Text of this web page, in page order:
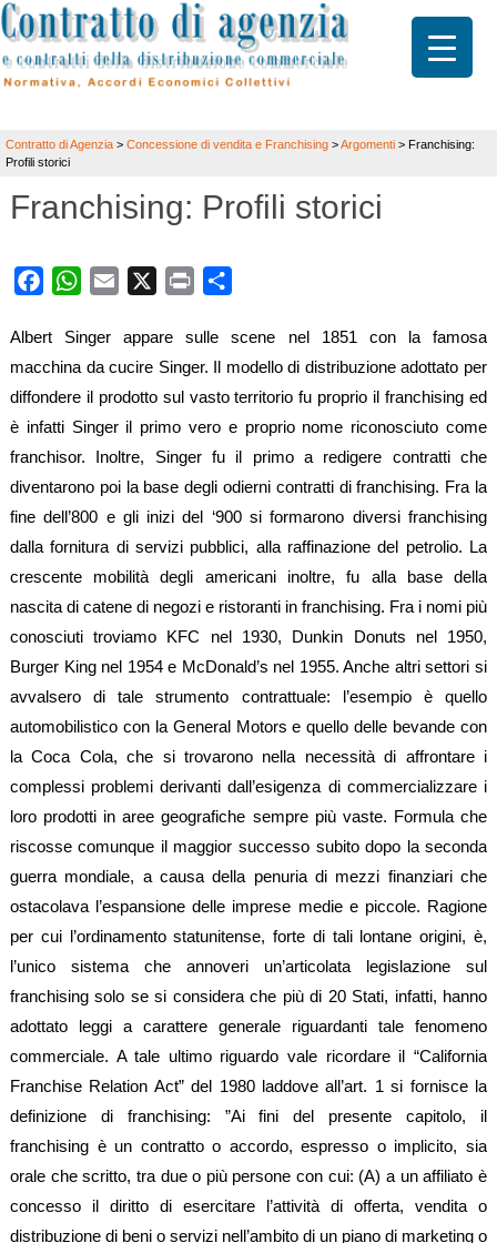
Contratto di Agenzia > Concessione di vendita e Franchising >Argomenti > Franchising:
Profili storici
Franchising: Profili storici
FacebookWhatsApp
Email Print
Albert Singer appare sulle scene nel 1851 con la famosa
macchina da cucire Singer. Il modello di distribuzione adottato per
diffondere il prodotto sul vasto territorio fu proprio il franchising ed
è infatti Singer il primo vero e proprio nome riconosciuto come
franchisor. Inoltre, Singer fu il primo a redigere contratti che
diventarono poi la base degli odierni contratti di franchising. Fra la
fine dell’800 e gli inizi del ‘900 si formarono diversi franchising
dalla fornitura di servizi pubblici, alla raffinazione del petrolio. La
crescente mobilità degli americani inoltre, fu alla base della
nascita di catene di negozi e ristoranti in franchising. Fra i nomi più
conosciuti troviamo KFC nel 1930, Dunkin Donuts nel 1950,
Burger King nel 1954 e McDonald’s nel 1955. Anche altri settori si
avvalsero di tale strumento contrattuale: l’esempio è quello
automobilistico con la General Motors e quello delle bevande con
la Coca Cola, che si trovarono nella necessità di affrontare i
complessi problemi derivanti dall’esigenza di commercializzare i
loro prodotti in aree geografiche sempre più vaste. Formula che
riscosse comunque il maggior successo subito dopo la seconda
guerra mondiale, a causa della penuria di mezzi finanziari che
ostacolava l’espansione delle imprese medie e piccole. Ragione
per cui l’ordinamento statunitense, forte di tali lontane origini, è,
l’unico sistema che annoveri un’articolata legislazione sul
franchising solo se si considera che più di 20 Stati, infatti, hanno
adottato leggi a carattere generale riguardanti tale fenomeno
commerciale. A tale ultimo riguardo vale ricordare il “California
Franchise Relation Act” del 1980 laddove all’art. 1 si fornisce la
definizione di franchising: ”Ai fini del presente capitolo, il
franchising è un contratto o accordo, espresso o implicito, sia
orale che scritto, tra due o più persone con cui: (A) a un affiliato è
concesso il diritto di esercitare l’attività di offerta, vendita o
distribuzione di beni o servizi nell’ambito di un piano di marketing o